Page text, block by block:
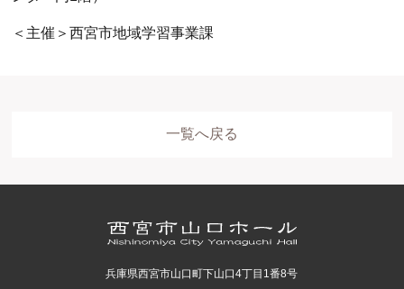
＜主催＞西宮市地域学習事業課
一覧へ戻る
兵庫県西宮市山口町下山口4丁目1番8号